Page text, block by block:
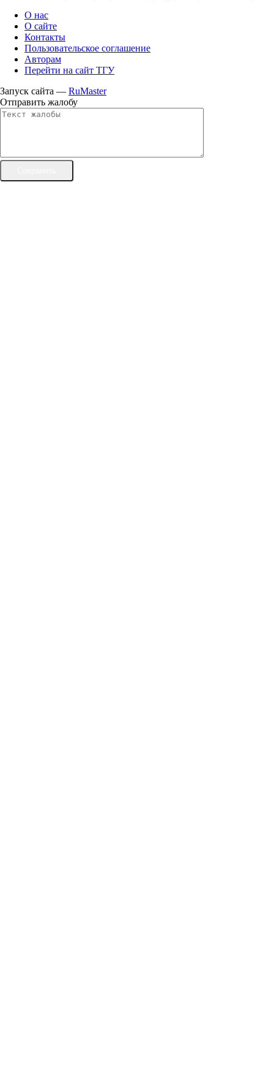
О нас
О сайте
Контакты
Пользовательское соглашение
Авторам
Перейти на сайт ТГУ
Запуск сайта — RuMaster
Отправить жалобу